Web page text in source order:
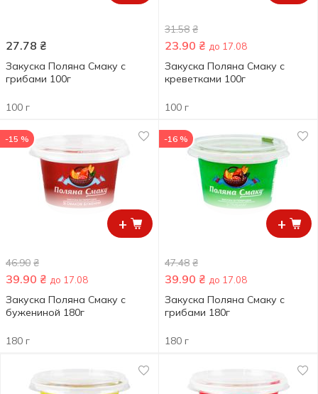
27.78 ₴
Закуска Поляна Смаку с
грибами 100г
100 г
31.58 ₴
23.90 ₴ до 17.08
Закуска Поляна Смаку с
креветками 100г
100 г
+
-15 %
46.90 ₴
39.90 ₴ до 17.08
Закуска Поляна Смаку с
бужениной 180г
180 г
+
-16 %
47.48 ₴
39.90 ₴ до 17.08
Закуска Поляна Смаку с
грибами 180г
180 г